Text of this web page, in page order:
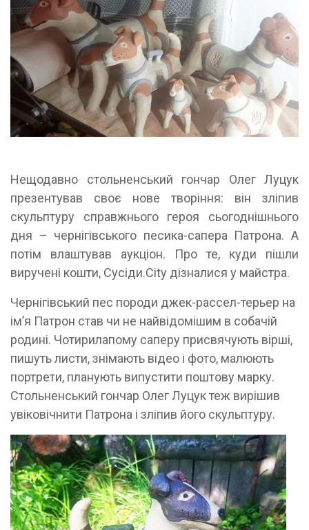
Нещодавно стольненський гончар Олег Луцук
презентував своє нове творіння: він зліпив
скульптуру справжнього героя сьогоднішнього
дня – чернігівського песика-сапера Патрона. А
потім влаштував аукціон. Про те, куди пішли
виручені кошти, Сусіди.City дізналися у майстра.
Чернігівський пес породи джек-рассел-терьер на
ім’я Патрон став чи не найвідомішим в собачій
родині. Чотирилапому саперу присвячують вірші,
пишуть листи, знімають відео і фото, малюють
портрети, планують випустити поштову марку.
Стольненський гончар Олег Луцук теж вирішив
увіковічнити Патрона і зліпив його скульптуру.